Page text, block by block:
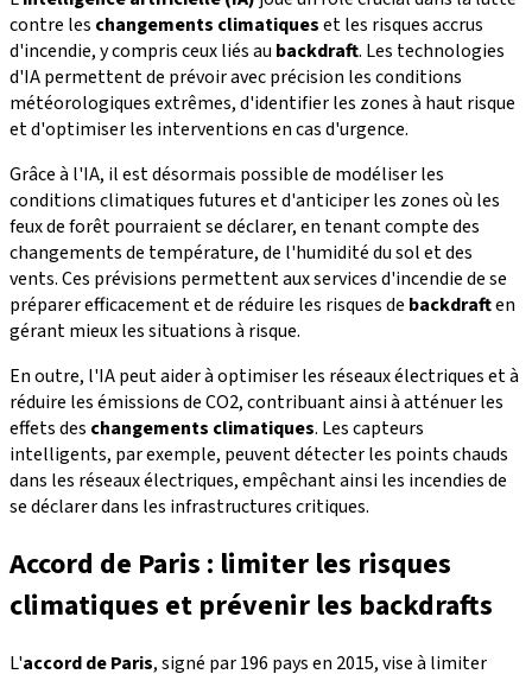
contre les changements climatiqueset les risques accrus
d'incendie, y compris ceux liés au backdraft. Les technologies
d'IA permettent de prévoir avec précision les conditions
météorologiques extrêmes, d'identifier les zones à haut risque
et d'optimiser les interventions en cas d'urgence.
Grâce à l'IA, il est désormais possible de modéliser les
conditions climatiques futures et d'anticiper les zones où les
feux de forêt pourraient se déclarer, en tenant compte des
changements de température, de l'humidité du sol et des
vents. Ces prévisions permettent aux services d'incendie de se
préparer efficacement et de réduire les risques de backdraften
gérant mieux les situations à risque.
En outre, l'IA peut aider à optimiser les réseaux électriques et à
réduire les émissions de CO2, contribuant ainsi à atténuer les
effets des changements climatiques. Les capteurs
intelligents, par exemple, peuvent détecter les points chauds
dans les réseaux électriques, empêchant ainsi les incendies de
se déclarer dans les infrastructures critiques.
Accord de Paris : limiter les risques
climatiques et prévenir les backdrafts
L'accord de Paris, signé par 196 pays en 2015, vise à limiter